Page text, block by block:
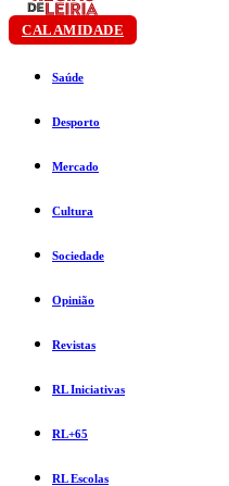
CALAMIDADE
Saúde
Desporto
Mercado
Cultura
Sociedade
Opinião
Revistas
RL Iniciativas
RL+65
RL Escolas